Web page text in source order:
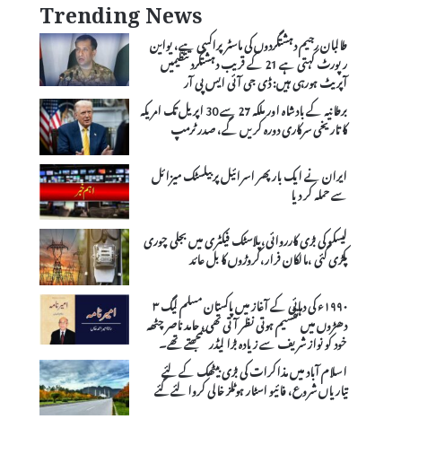
Trending News
طالبان رجیم دہشتگردوں کی ماسٹرپراکسی ہے، یواین
رپورٹ کہتی ہے 21 کے قریب دہشتگرد تنظیمیں
آپریٹ ہورہی ہیں: ڈی جی آئی ایس پی آر
برطانیہ کے بادشاہ اور ملکہ 27 سے 30 اپریل تک امریکہ
کا تاریخی سرکاری دورہ کریں گے، صدر ٹرمپ
ایران نے ایک بار پھر اسرائیل پر بیلسٹک میزائل
سے حملہ کر دیا
لیسکو کی بڑی کارروائی،پلاسٹک فیکٹری میں بجلی چوری
پکڑی گئی ،مالکان فرار،کروڑوں کا بل عائد
۱۹۹۰ء کی دہائی کے آغاز میں پاکستان مسلم لیگ ۳
دھڑوں میں تقسیم ہوتی نظر آتی تھی، حامد ناصر چٹھہ
خود کو نواز شریف سے زیادہ بڑا لیڈر سمجھتے تھے۔
اسلام آباد میں مذاکرات کی بڑی بیٹھک کے لئے
تیاریاں شروع، فائیو اسٹار ہوٹلز خالی کروا لئے گئے